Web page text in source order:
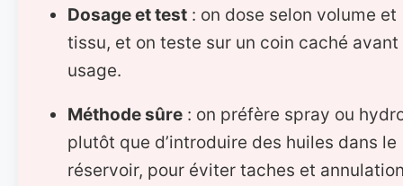
Dosage et test : on dose selon volume et
tissu, et on teste sur un coin caché avant
usage.
Méthode sûre : on préfère spray ou
plutôt que d’introduire des huiles dans le
réservoir, pour éviter taches et